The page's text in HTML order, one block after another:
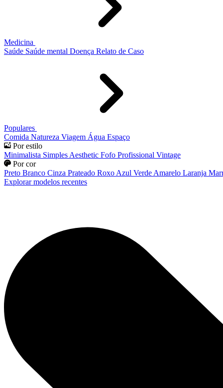
Medicina
Saúde Saúde mental Doença Relato de Caso
Populares
Comida Natureza Viagem Água Espaço
Por estilo
Minimalista Simples Aesthetic Fofo Profissional Vintage
Por cor
Preto Branco Cinza Prateado Roxo Azul Verde Amarelo Laranja
Explorar modelos recentes